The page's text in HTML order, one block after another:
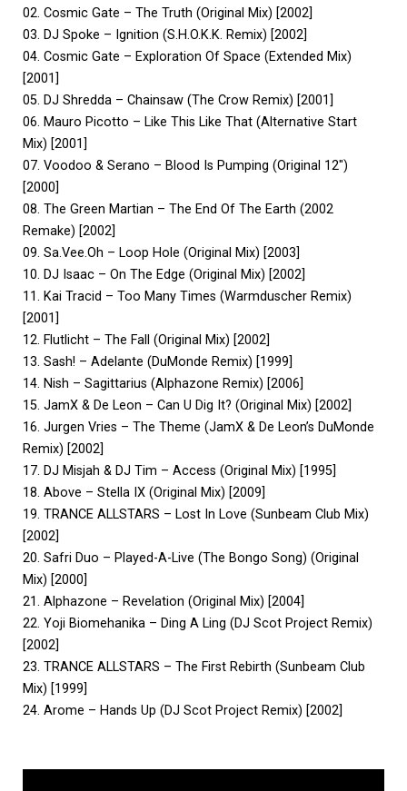
02. Cosmic Gate – The Truth (Original Mix) [2002]
03. DJ Spoke – Ignition (S.H.O.K.K. Remix) [2002]
04. Cosmic Gate – Exploration Of Space (Extended Mix)
[2001]
05. DJ Shredda – Chainsaw (The Crow Remix) [2001]
06. Mauro Picotto – Like This Like That (Alternative Start
Mix) [2001]
07. Voodoo & Serano – Blood Is Pumping (Original 12″)
[2000]
08. The Green Martian – The End Of The Earth (2002
Remake) [2002]
09. Sa.Vee.Oh – Loop Hole (Original Mix) [2003]
10. DJ Isaac – On The Edge (Original Mix) [2002]
11. Kai Tracid – Too Many Times (Warmduscher Remix)
[2001]
12. Flutlicht – The Fall (Original Mix) [2002]
13. Sash! – Adelante (DuMonde Remix) [1999]
14. Nish – Sagittarius (Alphazone Remix) [2006]
15. JamX & De Leon – Can U Dig It? (Original Mix) [2002]
16. Jurgen Vries – The Theme (JamX & De Leon’s DuMonde
Remix) [2002]
17. DJ Misjah & DJ Tim – Access (Original Mix) [1995]
18. Above – Stella IX (Original Mix) [2009]
19. TRANCE ALLSTARS – Lost In Love (Sunbeam Club Mix)
[2002]
20. Safri Duo – Played-A-Live (The Bongo Song) (Original
Mix) [2000]
21. Alphazone – Revelation (Original Mix) [2004]
22. Yoji Biomehanika – Ding A Ling (DJ Scot Project Remix)
[2002]
23. TRANCE ALLSTARS – The First Rebirth (Sunbeam Club
Mix) [1999]
24. Arome – Hands Up (DJ Scot Project Remix) [2002]